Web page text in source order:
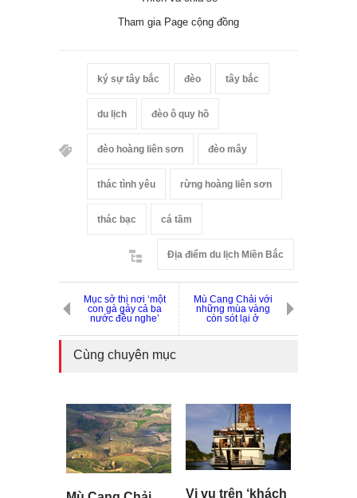
Tham gia Page cộng đồng
ký sự tây bắc đèo tây bắc
du lịch đèo ô quy hồ
đèo hoàng liên sơn đèo mây
thác tình yêu rừng hoàng liên sơn
thác bạc cá tầm
Địa điểm du lịch Miền Bắc
Mục sở thị nơi ‘một
con gà gáy cả ba
nước đều nghe’
Mù Cang Chải với
những mùa vàng
còn sót lại ở
Cùng chuyên mục
Vi vu trên ‘khách